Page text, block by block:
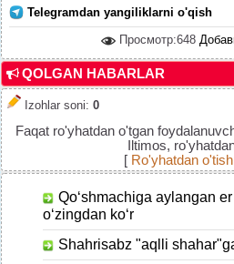
Telegramdan yangiliklarni o'qish
Просмотр:648
QOLGAN HABARLAR
Izohlar soni: 0
Faqat ro'yhatdan o'tgan
Iltimos,
[ Ro'yhatdan o'tish
Qo‘shmachiga aylangan
o‘zingdan ko‘r
Shahrisabz "aqlli